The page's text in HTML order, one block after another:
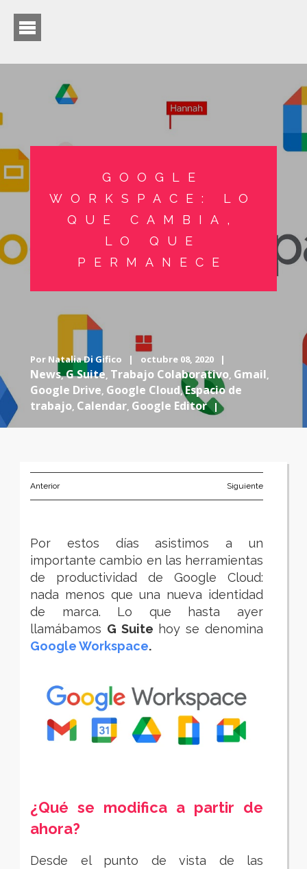
GOOGLE
WORKSPACE: LO
QUE CAMBIA,
LO QUE
PERMANECE
Por Natalia Di Gifico | octubre 08, 2020 |
News,G Suite, Trabajo Colaborativo, Gmail,
Google Drive, Google Cloud,Espacio de
trabajo, Calendar, Google Editor|
Anterior Siguiente
Por estos días asistimos a un
importante cambio en las herramientas
de productividad de Google Cloud:
nada menos que una nueva identidad
de marca. Lo que hasta ayer
llamábamos G Suite hoy se denomina
Google Workspace.
¿Qué se modifica a partir de
ahora?
Desde el punto de vista de las